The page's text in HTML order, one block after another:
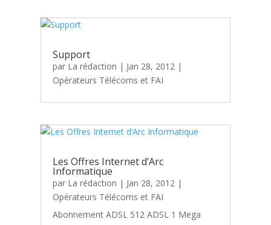
Support
par La rédaction | Jan 28, 2012 |
Opérateurs Télécoms et FAI
Les Offres Internet d’Arc
Informatique
par La rédaction | Jan 28, 2012 |
Opérateurs Télécoms et FAI
Abonnement ADSL 512 ADSL 1 Mega